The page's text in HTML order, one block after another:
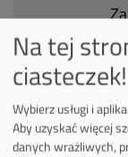
Na tej
ciasteczek!
Wybierz usługi i
Aby uzyskać więcej
danych wrażliwych,